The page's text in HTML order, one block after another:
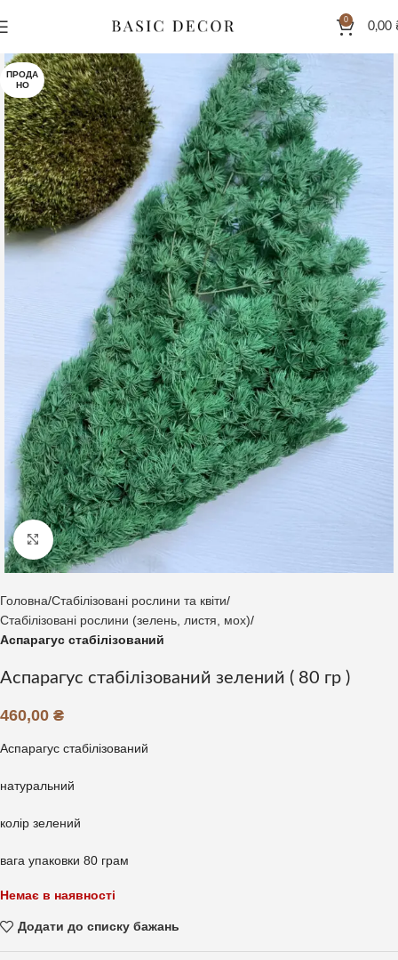
0
0,00
ПРОДА
НО
Клацніть, щоб збільшити
Головна Стабілізовані рослини та квіти
Стабілізовані рослини (зелень, листя, мох)
Аспарагус стабілізований
Аспарагус стабілізований зелений ( 80 гр )
460,00 ₴
Аспарагус стабілізований
натуральний
колір зелений
вага упаковки 80 грам
Немає в наявності
Додати до списку бажань